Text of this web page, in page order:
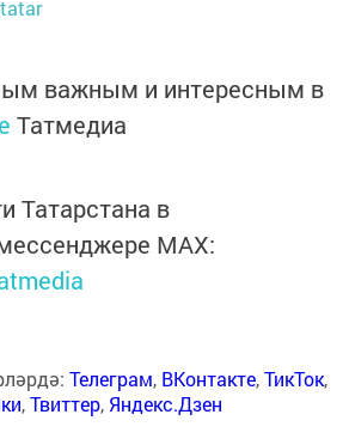
важным и интересным в
Татмедиа
Татарстана в
MАХ:
Телеграм, ВКонтакте,ТикТок,
,Твиттер, Яндекс.Дзен